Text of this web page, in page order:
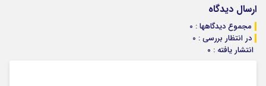
ارسال دیدگاه
مجموع دیدگاهها : 0
در انتظار بررسی : 0
انتشار یافته : ۰